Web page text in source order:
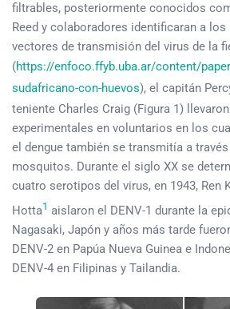
filtrables, posteriormente conocidos
Reed y colaboradores identificaran a
vectores de transmisión del virus de la
(https://enfoco.ffyb.uba.ar/content/
sudafricano-con-huevos), el capitán
teniente Charles Craig (Figura 1)
experimentales en voluntarios en los
el dengue también se transmitía a
mosquitos. Durante el siglo XX se
cuatro serotipos del virus, en 1943, Ren
Hotta1 aislaron el DENV-1 durante la
Nagasaki, Japón y años más tarde
DENV-2 en Papúa Nueva Guinea e
DENV-4 en Filipinas y Tailandia.